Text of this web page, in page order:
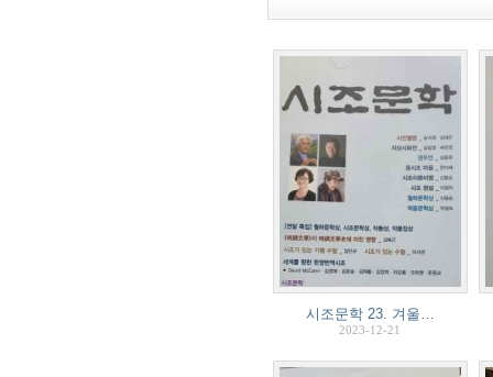
시조문학 23. 겨울…
2023-12-21